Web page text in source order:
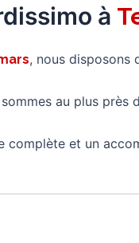
à
, nous disposons
au plus près
et un